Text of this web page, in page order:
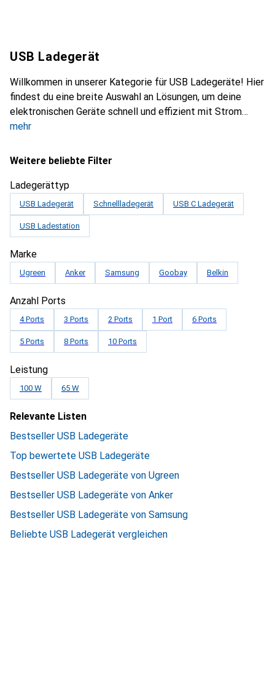
USB Ladegerät
Willkommen in unserer Kategorie für USB Ladegeräte! Hier
findest du eine breite Auswahl an Lösungen, um deine
elektronischen Geräte schnell und effizient mit Strom
mehr
Weitere beliebte Filter
Ladegerättyp
USB Ladegerät Schnellladegerät USB C Ladegerät
USB Ladestation
Marke
Ugreen Anker Samsung Goobay Belkin
Anzahl Ports
4 Ports 3 Ports 2 Ports 1 Port 6 Ports
5 Ports 8 Ports 10 Ports
Leistung
100 W 65 W
Relevante Listen
Bestseller USB Ladegeräte
Top bewertete USB Ladegeräte
Bestseller USB Ladegeräte von Ugreen
Bestseller USB Ladegeräte von Anker
Bestseller USB Ladegeräte von Samsung
Beliebte USB Ladegerät vergleichen